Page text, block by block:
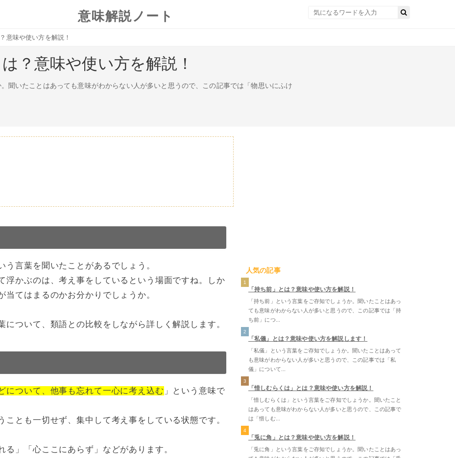
意味解説ノート
意味や使い方を解説！
？意味や使い方を解説！
聞いたことはあっても意味がわからない人が多いと思うので、この記事では「物思いにふけ
う言葉を聞いたことがあるでしょう。
浮かぶのは、考え事をしているという場面ですね。しか
てはまるのかお分かりでしょうか。
ついて、類語との比較をしながら詳しく解説します。
について、他事も忘れて一心に考え込む 」という意味で
とも一切せず、集中して考え事をしている状態です。
」「心ここにあらず」などがあります。
人気の記事
1
「持ち前」とは？意味や使い方を解説！
「持ち前」という言葉をご存知でしょうか。聞いたことはあっ
ても意味がわからない人が多いと思うので、この記事では「持
ち前」につ...
2
「私儀」とは？意味や使い方を解説します！
「私儀」という言葉をご存知でしょうか。聞いたことはあって
も意味がわからない人が多いと思うので、この記事では「私
儀」について...
3
「惜しむらくは」とは？意味や使い方を解説！
「惜しむらくは」という言葉をご存知でしょうか。聞いたこと
はあっても意味がわからない人が多いと思うので、この記事で
は「惜しむ...
4
「兎に角」とは？意味や使い方を解説！
「兎に角」という言葉をご存知でしょうか。聞いたことはあっ